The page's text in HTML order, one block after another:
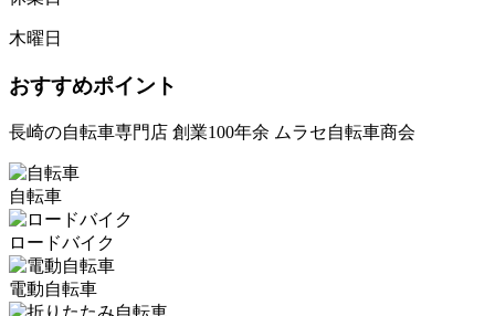
木曜日
おすすめポイント
長崎の自転車専門店 創業100年余 ムラセ自転車商会
自転車
ロードバイク
電動自転車